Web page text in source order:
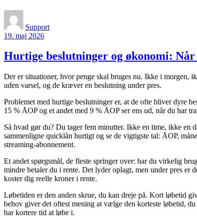
Support
19. maj 2026
Hurtige beslutninger og økonomi:
Der er situationer, hvor penge skal bruges nu. Ikke i morgen,
uden varsel, og de kræver en beslutning under pres.
Problemet med hurtige beslutninger er, at de ofte bliver dyre
15 % ÅOP og et andet med 9 % ÅOP ser ens ud, når du har
Så hvad gør du? Du tager fem minutter. Ikke en time, ikke
sammenligne quicklån hurtigt og se de vigtigste tal: ÅOP,
streaming-abonnement.
Et andet spørgsmål, de fleste springer over: har du virkelig
mindre betaler du i rente. Det lyder oplagt, men under pres er
koster dig reelle kroner i rente.
Løbetiden er den anden skrue, du kan dreje på. Kort løbetid
behov giver det oftest mening at vælge den korteste løbetid,
har kortere tid at løbe i.